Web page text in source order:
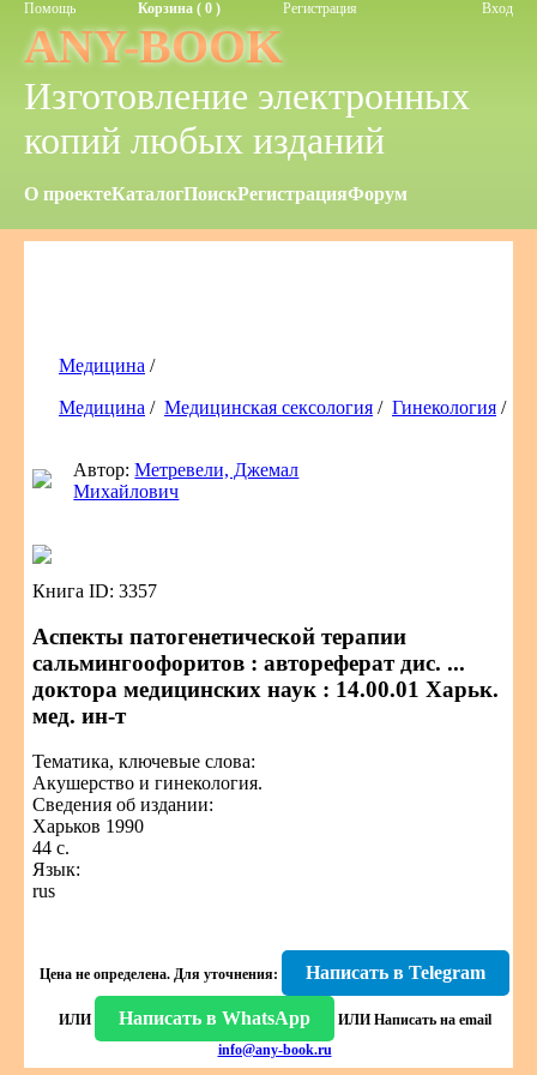
Помощь Корзина ( 0 ) Регистрация Вход
ANY-BOOK
Изготовление электронных
копий любых изданий
О проектеКаталогПоискРегистрацияФорум
Медицина /
Медицина / Медицинская сексология / Гинекология /
Автор:Метревели, Джемал
Михайлович
Книга ID: 3357
Аспекты патогенетической терапии
сальмингоофоритов : автореферат дис. ...
доктора медицинских наук : 14.00.01 Харьк.
мед. ин-т
Тематика, ключевые слова:
Акушерство и гинекология.
Сведения об издании:
Харьков 1990
44 с.
Язык:
rus
Цена не определена. Для уточнения: Написать в Telegram
ИЛИ Написать в WhatsApp ИЛИ Написать на email
info@any-book.ru